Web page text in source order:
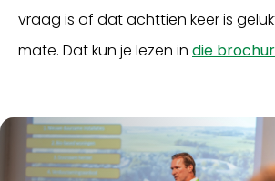
vraag is of dat achttien keer is
mate. Dat kun je lezen in die